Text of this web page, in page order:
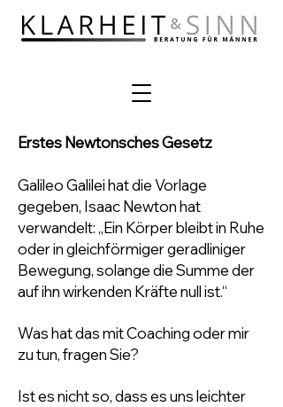
Erstes Newtonsches Gesetz
Galileo Galilei hat die Vorlage
gegeben, Isaac Newton hat
verwandelt: „Ein Körper bleibt in Ruhe
oder in gleichförmiger geradliniger
Bewegung, solange die Summe der
auf ihn wirkenden Kräfte null ist.“
Was hat das mit Coaching oder mir
zu tun, fragen Sie?
Ist es nicht so, dass es uns leichter